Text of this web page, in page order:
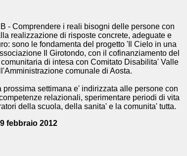
- Comprendere i reali bisogni delle persone con
realizzazione di risposte concrete, adeguate e
sono le fondamenta del progetto 'Il Cielo in una
Il Girotondo, con il cofinanziamento del
di intesa con Comitato Disabilita' Valle
comunale di Aosta.
settimana e' indirizzata alle persone con
relazionali, sperimentare periodi di vita
della scuola, della sanita' e la comunita' tutta.